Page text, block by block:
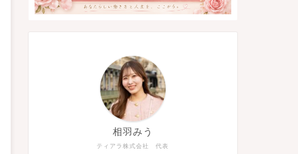
ティアラ株式会社 代表
相羽みう